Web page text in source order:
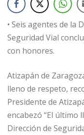
• Seis agentes de la
Seguridad Vial
con honores.
Atizapán de
lleno de respeto,
Presidente de
encabezó “El último
Dirección de